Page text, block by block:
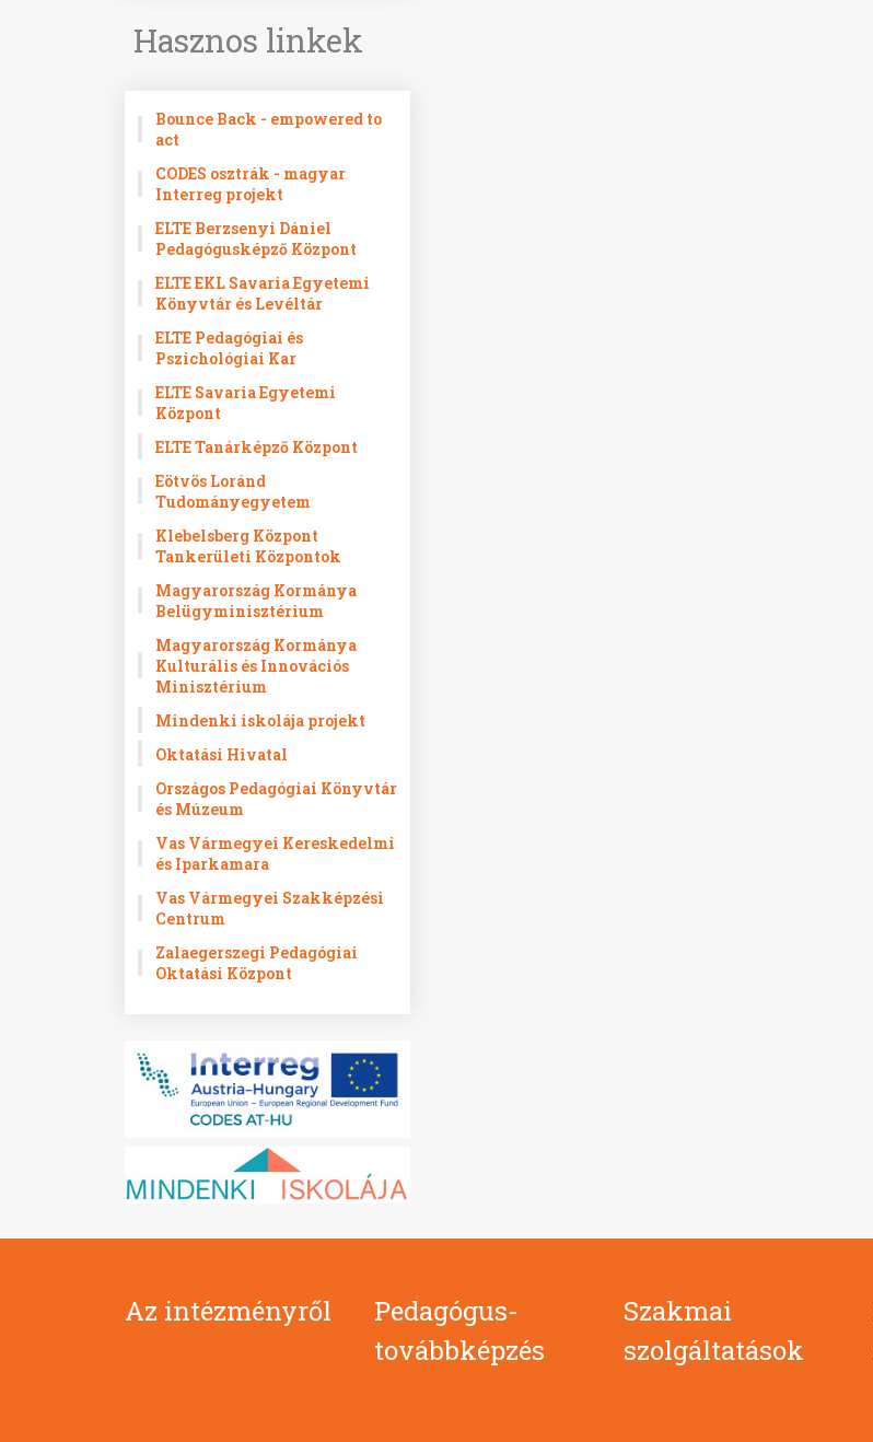
Hasznos linkek
Bounce Back - empowered to
act
CODES osztrák - magyar
Interreg projekt
ELTE Berzsenyi Dániel
Pedagógusképző Központ
ELTE EKL Savaria Egyetemi
Könyvtár és Levéltár
ELTE Pedagógiai és
Pszichológiai Kar
ELTE Savaria Egyetemi
Központ
ELTE Tanárképző Központ
Eötvös Loránd
Tudományegyetem
Klebelsberg Központ
Tankerületi Központok
Magyarország Kormánya
Belügyminisztérium
Magyarország Kormánya
Kulturális és Innovációs
Minisztérium
Mindenki iskolája projekt
Oktatási Hivatal
Országos Pedagógiai Könyvtár
és Múzeum
Vas Vármegyei Kereskedelmi
és Iparkamara
Vas Vármegyei Szakképzési
Centrum
Zalaegerszegi Pedagógiai
Oktatási Központ
Az intézményről
Pedagógus-
továbbképzés
Szakmai
szolgáltatások